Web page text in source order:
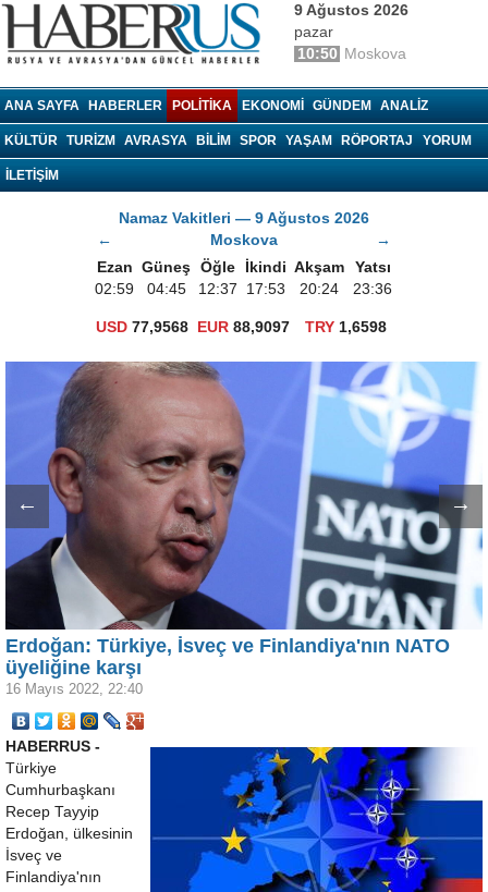
9 Ağustos 2026
pazar
10:50 Moskova
ANA SAYFA HABERLER POLITIKA EKONOMI GÜNDEM ANALIZ
KÜLTÜR TURIZM AVRASYA BILIM SPOR YAŞAM RÖPORTAJ YORUM
İLETİŞİM
Namaz Vakitleri — 9 Ağustos 2026
←
Moskova
→
Ezan Güneş Öğle İkindi Akşam
Yatsı
02:59
04:45 12:37 17:53 20:24 23:36
USD 77,9568 EUR 88,9097 TRY1,6598
← →
Erdoğan: Türkiye, İsveç ve Finlandiya'nın NATO
üyeliğine karşı
16 Mayıs 2022, 22:40
HABERRUS -
Türkiye
Cumhurbaşkanı
Recep Tayyip
Erdoğan, ülkesinin
İsveç ve
Finlandiya'nın